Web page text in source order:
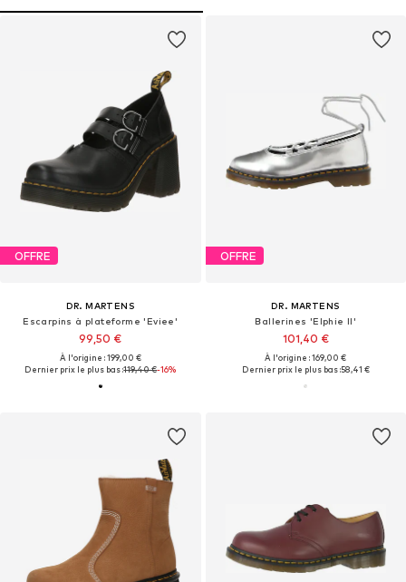
OFFRE
DR. MARTENS
Escarpins à plateforme 'Eviee'
99,50 €
À l'origine : 199,00 €
Dernier prix le plus bas :119,40 €-16%
OFFRE
DR. MARTENS
Ballerines 'Elphie II'
101,40 €
À l'origine : 169,00 €
Dernier prix le plus bas :58,41 €